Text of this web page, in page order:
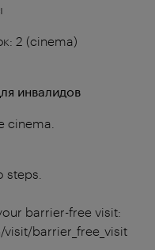
2 (cinema)
инвалидов
cinema.
steps.
barrier-free visit:
barrier_free_visit